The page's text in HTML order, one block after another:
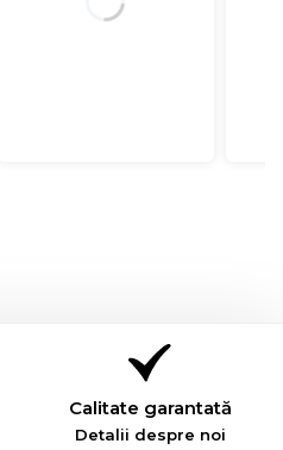
Calitate garantată
Detalii despre noi